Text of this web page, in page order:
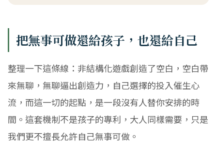
把無事可做還給孩子，也還給自己
整理一下這條線：非結構化遊戲創造了空白，空白帶
來無聊，無聊逼出創造力，自己選擇的投入催生心
流，而這一切的起點，是一段沒有人替你安排的時
間。這套機制不是孩子的專利，大人同樣需要，只是
我們更不擅長允許自己無事可做。